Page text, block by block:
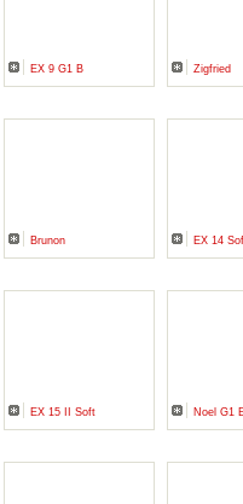
EX 9 G1 B Zigfried
Brunon EX 14
EX 15 II Soft Noel G1